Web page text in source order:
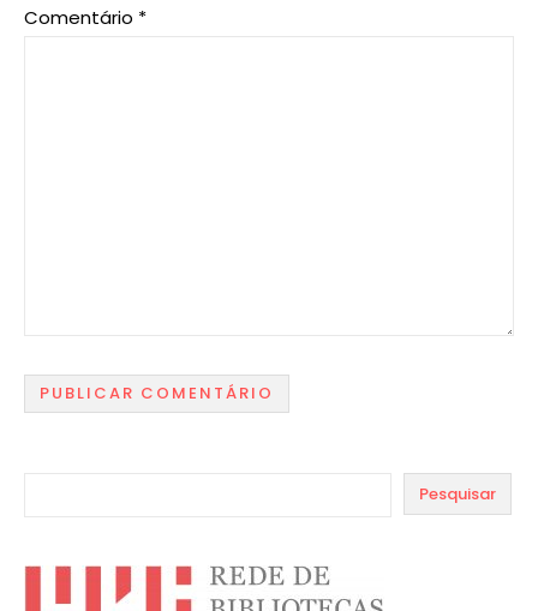
Comentário *
Pesquisar